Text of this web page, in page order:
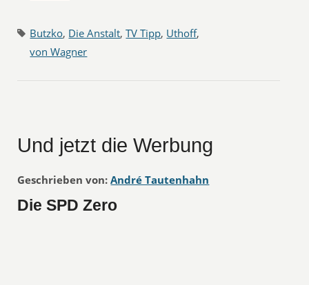
Butzko, Die Anstalt,TV Tipp, Uthoff,
von Wagner
Und jetzt die Werbung
Geschrieben von: André Tautenhahn
Die SPD Zero